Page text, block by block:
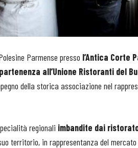
Parmense presso l’Antica Corte
all’Unione Ristoranti del
della storica associazione nel
regionali imbandite dai
territorio, in rappresentanza del mercato